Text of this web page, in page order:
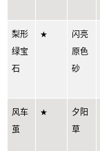
梨形
绿宝
石
★
闪亮
原色
砂
风车
茧
★
夕阳
草